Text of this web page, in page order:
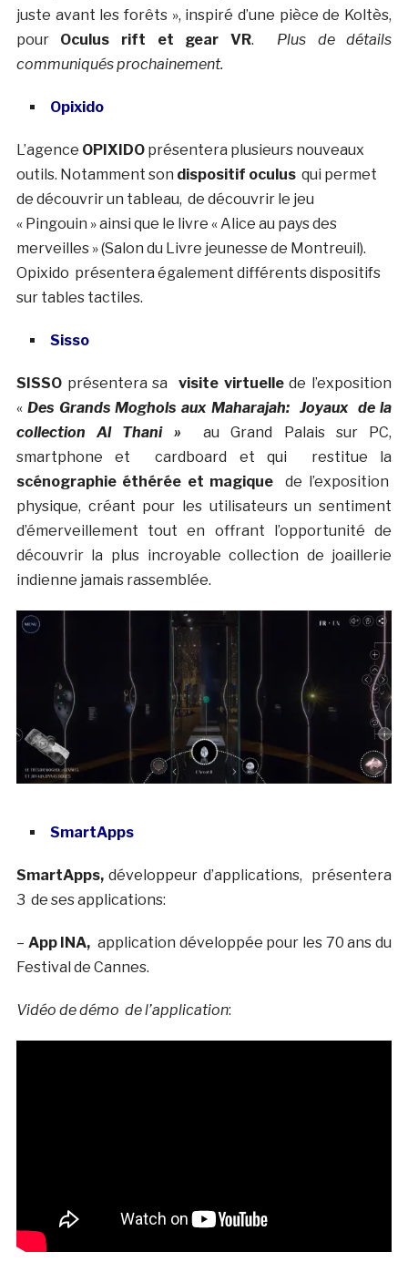
juste avant les forêts », inspiré d’une pièce de Koltès,
pourOculus rift et gear VR. Plus de détails
communiqués prochainement.
Opixido
L’agence OPIXIDOprésentera plusieurs nouveaux
outils. Notamment son dispositif oculusqui permet
de découvrir un tableau, de découvrir le jeu
« Pingouin » ainsi que le livre « Alice au pays des
merveilles » (Salon du Livre jeunesse de Montreuil).
Opixido présentera également différents dispositifs
sur tables tactiles.
Sisso
SISSOprésentera sa visite virtuellede l’exposition
«Des Grands Moghols aux Maharajah: Joyaux de la
collection Al Thani » au Grand Palais sur PC,
smartphone et cardboard et qui restitue la
scénographie éthérée et magique de l’exposition
physique, créant pour les utilisateurs un sentiment
d’émerveillement tout en offrant l’opportunité de
découvrir la plus incroyable collection de joaillerie
indienne jamais rassemblée.
SmartApps
SmartApps,développeur d’applications, présentera
3 de ses applications:
– App INA, application développée pour les 70 ans du
Festival de Cannes.
Vidéo de démo de l’application: